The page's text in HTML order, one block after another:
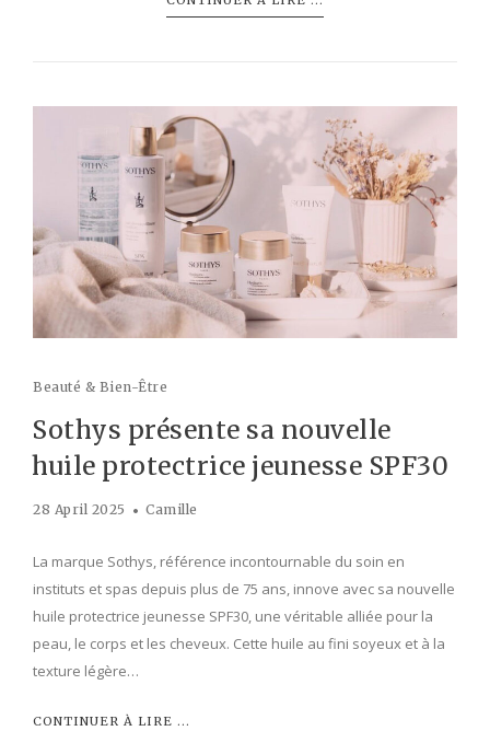
Beauté & Bien-Être
Sothys présente sa nouvelle
huile protectrice jeunesse SPF30
28 April 2025 Camille
La marque Sothys, référence incontournable du soin en
instituts et spas depuis plus de 75 ans, innove avec sa nouvelle
huile protectrice jeunesse SPF30, une véritable alliée pour la
peau, le corps et les cheveux. Cette huile au fini soyeux et à la
texture légère…
CONTINUER À LIRE ...